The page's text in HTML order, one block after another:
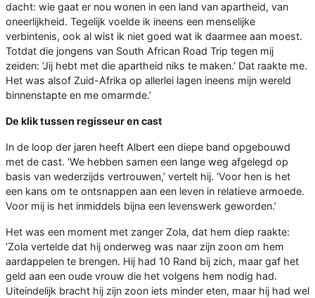
dacht: wie gaat er nou wonen in een land van apartheid, van
oneerlijkheid. Tegelijk voelde ik ineens een menselijke
verbintenis, ook al wist ik niet goed wat ik daarmee aan moest.
Totdat die jongens van South African Road Trip tegen mij
zeiden: ‘Jij hebt met die apartheid niks te maken.’ Dat raakte me.
Het was alsof Zuid-Afrika op allerlei lagen ineens mijn wereld
binnenstapte en me omarmde.’
De klik tussen regisseur en cast
In de loop der jaren heeft Albert een diepe band opgebouwd
met de cast. ‘We hebben samen een lange weg afgelegd op
basis van wederzijds vertrouwen,’ vertelt hij. ‘Voor hen is het
een kans om te ontsnappen aan een leven in relatieve armoede.
Voor mij is het inmiddels bijna een levenswerk geworden.’
Het was een moment met zanger Zola, dat hem diep raakte:
‘Zola vertelde dat hij onderweg was naar zijn zoon om hem
aardappelen te brengen. Hij had 10 Rand bij zich, maar gaf het
geld aan een oude vrouw die het volgens hem nodig had.
Uiteindelijk bracht hij zijn zoon iets minder eten, maar hij had wel